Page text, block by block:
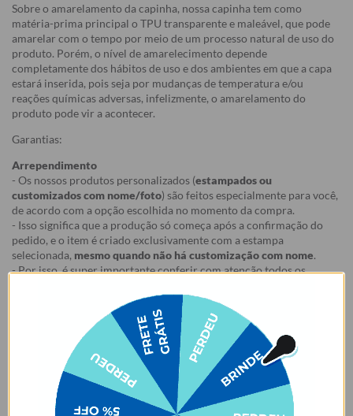
Sobre o amarelamento da capinha, nossa capinha tem como
matéria-prima principal o TPU transparente e maleável, que pode
amarelar com o tempo por meio de um processo natural de uso do
produto. Porém, o nível de amarelecimento depende
completamente dos hábitos de uso e dos ambientes em que a capa
estará inserida, pois seja por mudanças de temperatura e/ou
reações químicas adversas, infelizmente, o amarelamento do
produto pode vir a acontecer.
Garantias:
Arrependimento
- Os nossos produtos personalizados (estampados ou
customizados com nome/foto) são feitos especialmente para você,
de acordo com a opção escolhida no momento da compra.
- Isso significa que a produção só começa após a confirmação do
pedido, e o item é criado exclusivamente com a estampa
selecionada, mesmo quando não há customização com nome.
- Por isso, é super importante conferir com atenção todos os
- Após o início da produção, não é possível realizar
cancelamentos ou alterações, pois o produto não pode retornar
- Descascamento: 6 meses;
- Amarelamento: 6 meses;